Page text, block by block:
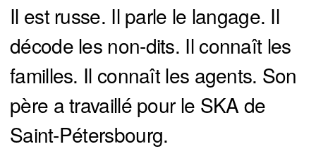
Il est russe. Il parle le langage. Il
décode les non-dits. Il connaît les
familles. Il connaît les agents. Son
père a travaillé pour le SKA de
Saint-Pétersbourg.